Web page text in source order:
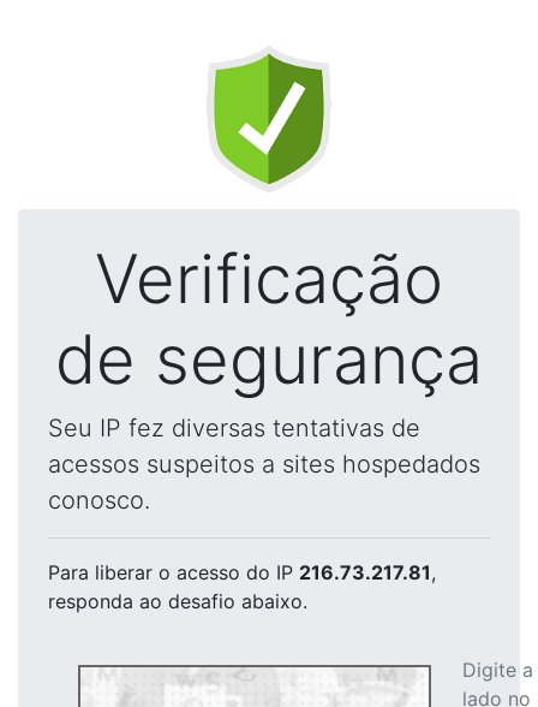
Verificação
de segurança
Seu IP fez diversas tentativas de
acessos suspeitos a sites hospedados
conosco.
Para liberar o acesso do IP 216.73.217.81,
responda ao desafio abaixo.
Digite
lado no